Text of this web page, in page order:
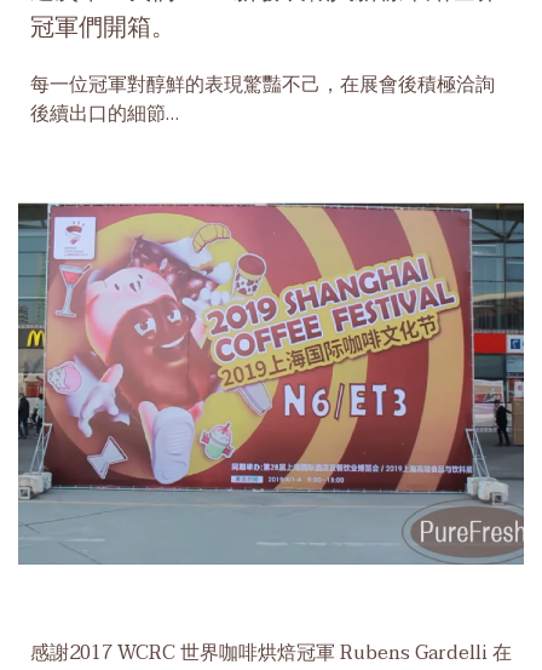
冠軍們開箱。
每一位冠軍對醇鮮的表現驚豔不己，在展會後積極洽詢
後續出口的細節…
感謝2017 WCRC 世界咖啡烘焙冠軍 Rubens Gardelli 在